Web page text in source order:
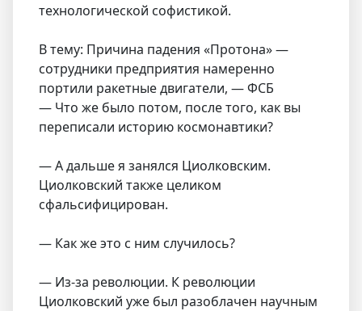
технологической софистикой.
В тему: Причина падения «Протона» —
сотрудники предприятия намеренно
портили ракетные двигатели, — ФСБ
— Что же было потом, после того, как вы
переписали историю космонавтики?
— А дальше я занялся Циолковским.
Циолковский также целиком
сфальсифицирован.
— Как же это с ним случилось?
— Из-за революции. К революции
Циолковский уже был разоблачен научным